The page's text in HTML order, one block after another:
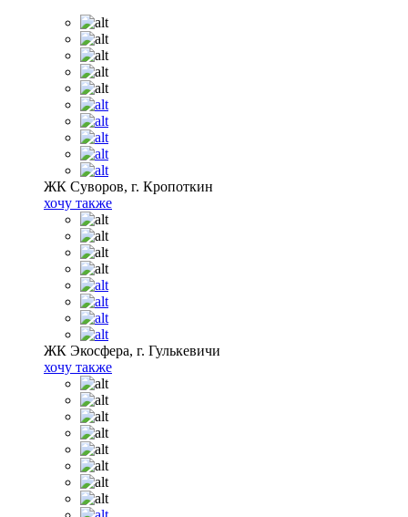
ЖК Суворов, г. Кропоткин
хочу также
ЖК Экосфера, г. Гулькевичи
хочу также